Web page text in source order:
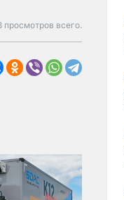
просмотров всего.